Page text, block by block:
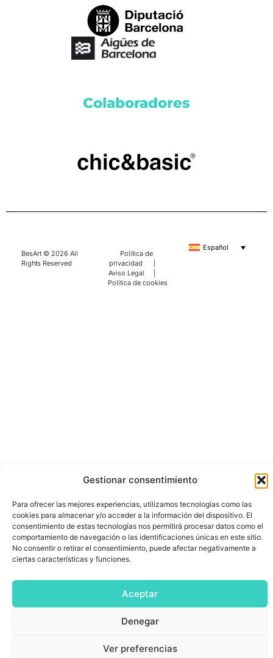
Gestionar consentimiento
Para ofrecer las mejores experiencias, utilizamos tecnologías como las
cookies para almacenar y/o acceder a la información del dispositivo. El
consentimiento de estas tecnologías nos permitirá procesar datos como el
comportamiento de navegación o las identificaciones únicas en este sitio.
No consentir o retirar el consentimiento, puede afectar negativamente a
ciertas características y funciones.
Aceptar
Denegar
Ver preferencias
Colaboradores
BesArt © 2026 All
Rights Reserved
Política de
privacidad
Aviso Legal
Política de cookies
Español